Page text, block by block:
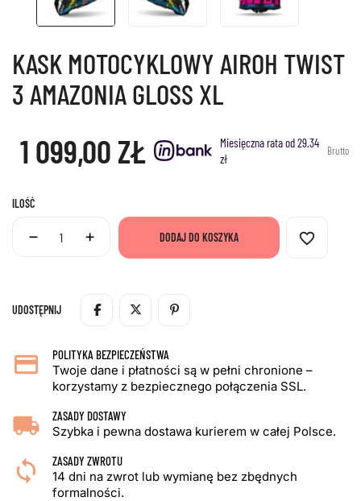
KASK MOTOCYKLOWY AIROH TWIST
3 AMAZONIA GLOSS XL
1 099,00 ZŁ
Miesięczna rata od 29.34
zł
Brutto
ILOŚĆ
DODAJ DO KOSZYKA favorite_border
UDOSTĘPNIJ
POLITYKA BEZPIECZEŃSTWA
Twoje dane i płatności są w pełni chronione –
korzystamy z bezpiecznego połączenia SSL.
ZASADY DOSTAWY
Szybka i pewna dostawa kurierem w całej Polsce.
ZASADY ZWROTU
14 dni na zwrot lub wymianę bez zbędnych
formalności.